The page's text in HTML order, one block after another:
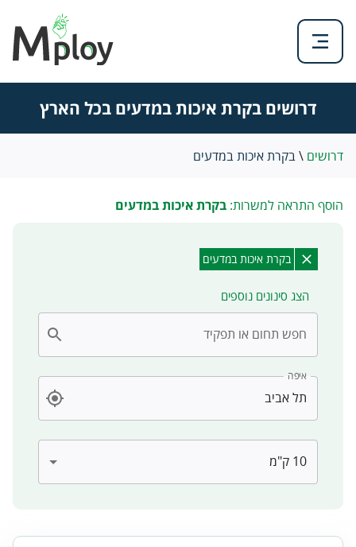
דרושים בקרת איכות במדעים בכל הארץ
דרושים \בקרת איכות במדעים
הוסף התראה למשרות: בקרת איכות במדעים
בקרת איכות במדעים
הצג סינונים נוספים
חפש תחום או תפקיד
איפה